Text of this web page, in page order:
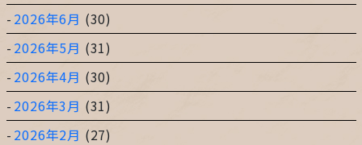
2026年6月 (30)
2026年5月 (31)
2026年4月 (30)
2026年3月 (31)
2026年2月 (27)